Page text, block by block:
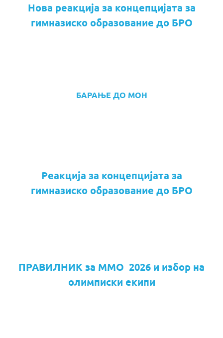
Нова реакција за концепцијата за
гимназиско образование до БРО
БАРАЊЕ ДО МОН
Реакција за концепцијата за
гимназиско образование до БРО
ПРАВИЛНИК за ММО 2026 и избор на
олимписки екипи